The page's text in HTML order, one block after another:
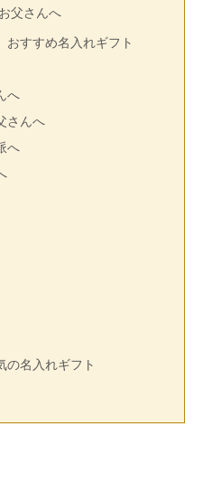
父さんへ
おすすめ名入れギフト
へ
さんへ
へ
の名入れギフト